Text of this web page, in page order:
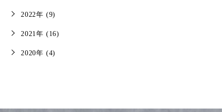
2022年 (9)
2021年 (16)
2020年 (4)